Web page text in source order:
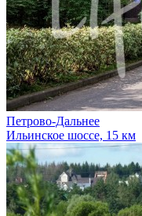
Петрово-Дальнее
Ильинское шоссе, 15 км